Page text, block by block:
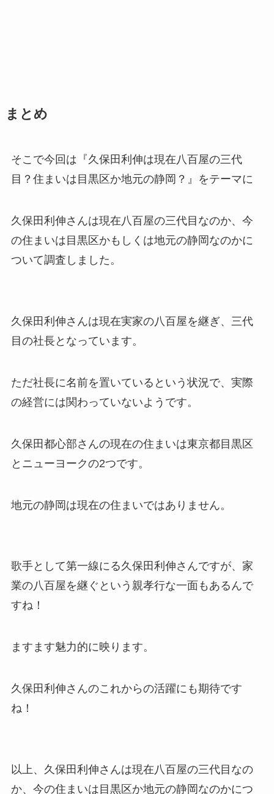
まとめ
そこで今回は『久保田利伸は現在八百屋の三代
目？住まいは目黒区か地元の静岡？』をテーマに
久保田利伸さんは現在八百屋の三代目なのか、今
の住まいは目黒区かもしくは地元の静岡なのかに
ついて調査しました。
久保田利伸さんは現在実家の八百屋を継ぎ、三代
目の社長となっています。
ただ社長に名前を置いているという状況で、実際
の経営には関わっていないようです。
久保田都心部さんの現在の住まいは東京都目黒区
とニューヨークの2つです。
地元の静岡は現在の住まいではありません。
歌手として第一線にる久保田利伸さんですが、家
業の八百屋を継ぐという親孝行な一面もあるんで
すね！
ますます魅力的に映ります。
久保田利伸さんのこれからの活躍にも期待です
ね！
以上、久保田利伸さんは現在八百屋の三代目なの
か、今の住まいは目黒区か地元の静岡なのかにつ